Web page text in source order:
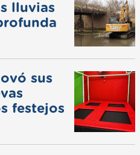
lluvias
sus
festejos